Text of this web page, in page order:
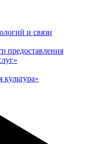
и связи